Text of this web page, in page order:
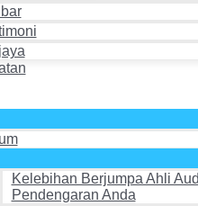
Kelebihan Berjumpa Ahli
Pendengaran Anda